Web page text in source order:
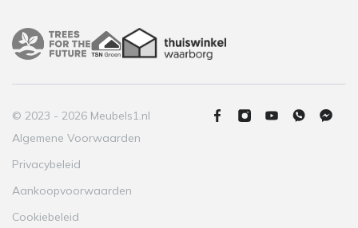
© 2023 - 2026 Meubels1.nl
Algemene Voorwaarden
Privacybeleid
Aankoopvoorwaarden
Cookiebeleid